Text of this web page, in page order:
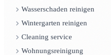
Wasserschaden reinigen
Wintergarten reinigen
Cleaning service
Wohnungsreinigung